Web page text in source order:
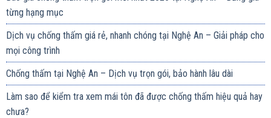
từng hạng mục
Dịch vụ chống thấm giá rẻ, nhanh chóng tại Nghệ An – Giải pháp cho
mọi công trình
Chống thấm tại Nghệ An – Dịch vụ trọn gói, bảo hành lâu dài
Làm sao để kiểm tra xem mái tôn đã được chống thấm hiệu quả hay
chưa?